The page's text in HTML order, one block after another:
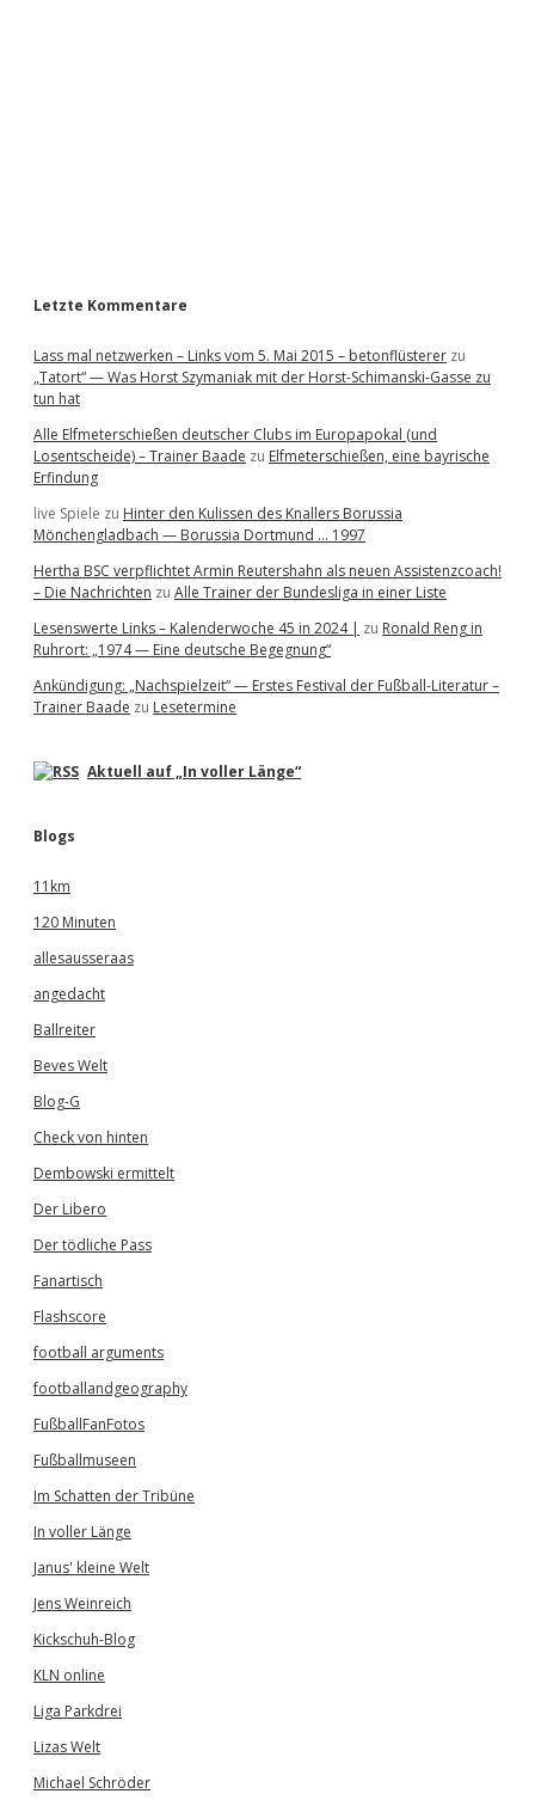
Letzte Kommentare
Lass mal netzwerken – Links vom 5. Mai 2015 – betonflüsterer zu
„Tatort“ — Was Horst Szymaniak mit der Horst-Schimanski-Gasse zu
tun hat
Alle Elfmeterschießen deutscher Clubs im Europapokal (und
Losentscheide) – Trainer Baade zu Elfmeterschießen, eine bayrische
Erfindung
live Spiele zu Hinter den Kulissen des Knallers Borussia
Mönchengladbach — Borussia Dortmund … 1997
Hertha BSC verpflichtet Armin Reutershahn als neuen Assistenzcoach!
– Die Nachrichten zu Alle Trainer der Bundesliga in einer Liste
Lesenswerte Links – Kalenderwoche 45 in 2024 | zu Ronald Reng in
Ruhrort: „1974 — Eine deutsche Begegnung“
Ankündigung: „Nachspielzeit“ — Erstes Festival der Fußball-Literatur –
Trainer Baade zu Lesetermine
Aktuell auf „In voller Länge“
Blogs
11km
120 Minuten
allesausseraas
angedacht
Ballreiter
Beves Welt
Blog-G
Check von hinten
Dembowski ermittelt
Der Libero
Der tödliche Pass
Fanartisch
Flashscore
football arguments
footballandgeography
FußballFanFotos
Fußballmuseen
Im Schatten der Tribüne
In voller Länge
Janus' kleine Welt
Jens Weinreich
Kickschuh-Blog
KLN online
Liga Parkdrei
Lizas Welt
Michael Schröder